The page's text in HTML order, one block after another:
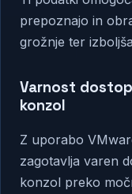
prepoznajo in
grožnje ter
Varnost
konzol
Z uporabo
zagotavlja varen
konzol preko